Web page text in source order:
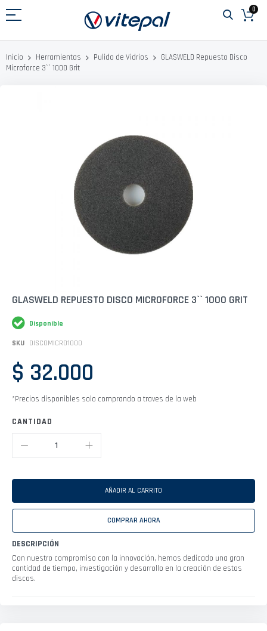
al
0
Inicio Herramientas Pulido de Vidrios
GLASWELD Repuesto Disco
Microforce 3`` 1000 Grit
Saltar
comienzo
de
galería
imágenes
GLASWELD REPUESTO DISCO MICROFORCE 3`` 1000 GRIT
Disponible
SKU DISCOMICRO1000
$ 32.000
*Precios disponibles solo comprando a traves de la web
CANTIDAD
AÑADIR AL CARRITO
COMPRAR AHORA
DESCRIPCIÓN
Con nuestro compromiso con la innovación, hemos dedicado una gran
cantidad de tiempo, investigación y desarrollo en la creación de estos
discos.